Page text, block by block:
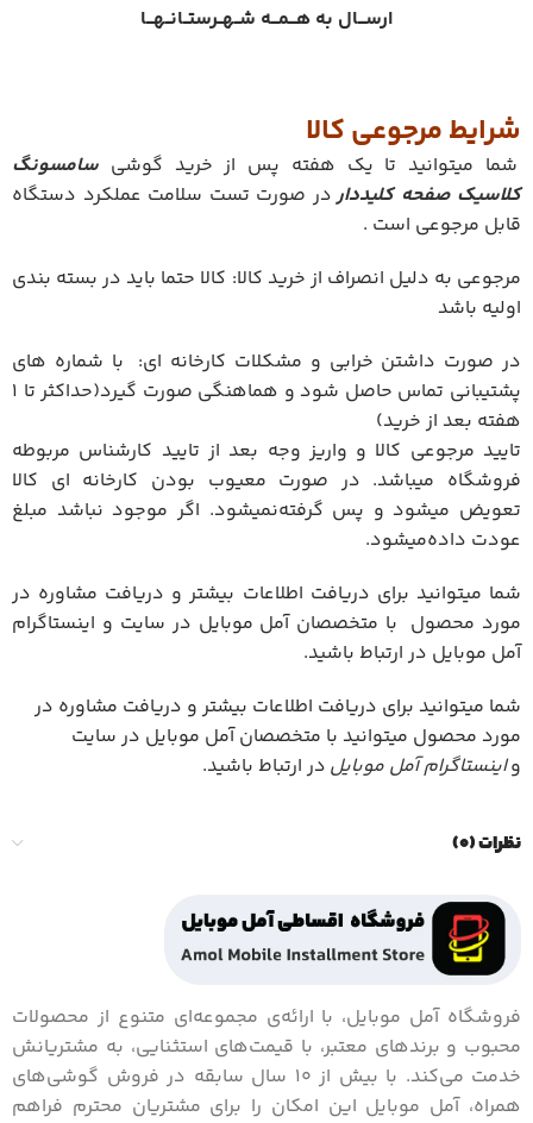
ارســـال به هـــمـــه شــهــرستــانــهـــا
شرایط مرجوعی کالا
شما میتوانید تا یک هفته پس از خرید گوشی سامسونگ
کلاسیک صفحه کلیدداردر صورت تست سلامت عملکرد دستگاه
قابل مرجوعی است .
مرجوعی به دلیل انصراف از خرید کالا: کالا حتما باید در بسته بندی
اولیه باشد
در صورت داشتن خرابی و مشکلات کارخانه ای: با شماره های
پشتیبانی تماس حاصل شود و هماهنگی صورت گیرد(حداکثر تا 1
هفته بعد از خرید)
تایید مرجوعی کالا و واریز وجه بعد از تایید کارشناس مربوطه
فروشگاه میباشد. در صورت معیوب بودن کارخانه ای کالا
تعویض میشود و پس گرفته‌نمیشود. اگر موجود نباشد مبلغ
عودت داده‌میشود.
شما میتوانید برای دریافت اطلاعات بیشتر و دریافت مشاوره در
مورد محصول با متخصصان آمل موبایل در سایت و اینستاگرام
آمل موبایل در ارتباط باشید.
شما میتوانید برای دریافت اطلاعات بیشتر و دریافت مشاوره در
مورد محصول میتوانید با متخصصان آمل موبایل در سایت
واینستاگرام آمل موبایل در ارتباط باشید.
نظرات (0)
فروشگاه آمل موبایل، با ارائه‌ی مجموعه‌ای متنوع از محصولات
محبوب و برندهای معتبر، با قیمت‌های استثنایی، به مشتریانش
خدمت می‌کند. با بیش از 10 سال سابقه در فروش گوشی‌های
همراه، آمل موبایل این امکان را برای مشتریان محترم فراهم